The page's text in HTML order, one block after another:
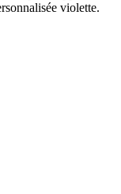
violette.